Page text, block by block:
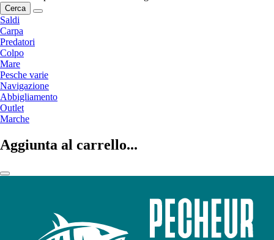
Cerca
Saldi
Carpa
Predatori
Colpo
Mare
Pesche varie
Navigazione
Abbigliamento
Outlet
Marche
Aggiunta al carrello...